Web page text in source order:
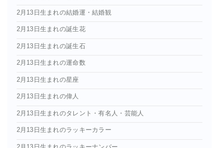
2月13日生まれの結婚運・結婚観
2月13日生まれの誕生花
2月13日生まれの誕生石
2月13日生まれの運命数
2月13日生まれの星座
2月13日生まれの偉人
2月13日生まれのタレント・有名人・芸能人
2月13日生まれのラッキーカラー